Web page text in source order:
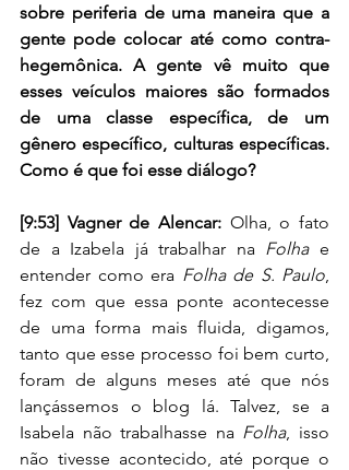
sobre periferia de uma maneira que a
gente pode colocar até como contra-
hegemônica. A gente vê muito que
esses veículos maiores são formados
de uma classe específica, de um
gênero específico, culturas específicas.
Como é que foi esse diálogo?
[9:53] Vagner de Alencar: Olha, o fato
de a Izabela já trabalhar na Folha e
entender como era Folha de S. Paulo
fez com que essa ponte acontecesse
de uma forma mais fluida, digamos,
tanto que esse processo foi bem curto,
foram de alguns meses até que nós
lançássemos o blog lá. Talvez, se a
Isabela não trabalhasse na Folha, isso
não tivesse acontecido, até porque o